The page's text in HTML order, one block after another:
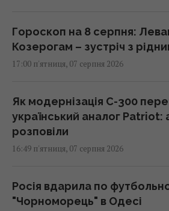
Гороскоп на 8 серпня:
Козерогам – зустріч з
17:00 п'ятниця, 07 серпня 2026
Як модернізація С-300
український аналог Patriot:
розповіли
16:49 п'ятниця, 07 серпня 2026
Росія вдарила по
"Чорноморець" в Одесі